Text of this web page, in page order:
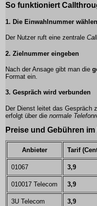
So funktioniert
1. Die Einwahlnummer wählen
Der Nutzer ruft eine zentrale
2. Zielnummer eingeben
Nach der Ansage gibt man die
Format ein.
3. Gespräch wird verbunden
Der Dienst leitet das Gespräch
erfolgt über die normale
Preise und Gebühren im
Anbieter Tarif
01067 3,9
010017 Telecom 3,9
3U Telecom 3,9